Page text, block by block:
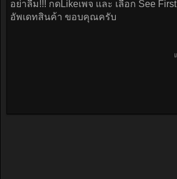
อย่าลืม!!! กดLikeเพจ และ เลือก See
อัพเดทสินค้า ขอบคุณครับ